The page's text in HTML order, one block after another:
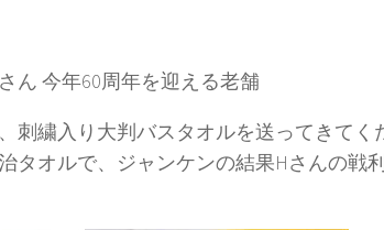
ん 今年60周年を迎える老舗
刺繍入り大判バスタオルを送ってきてく
タオルで、ジャンケンの結果Hさんの戦